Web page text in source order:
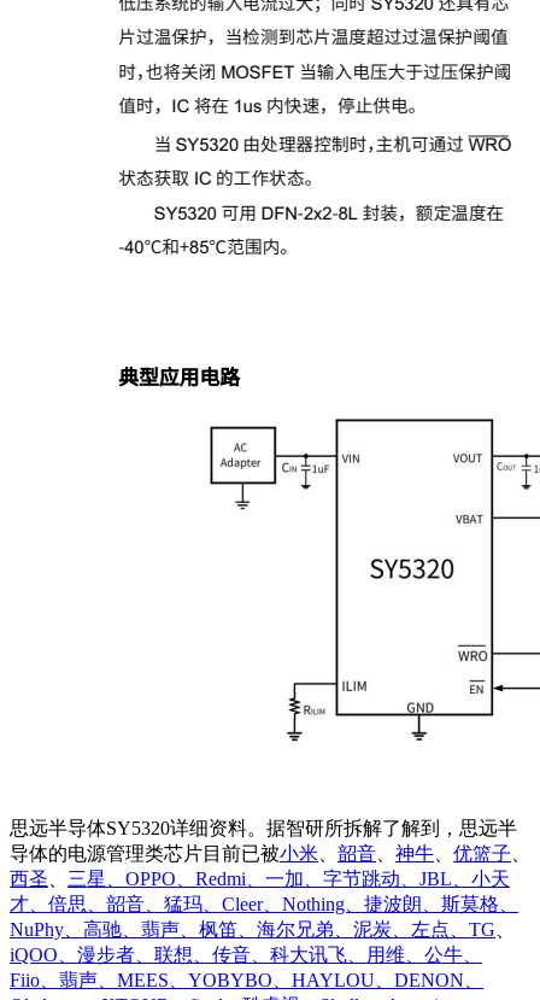
思远半导体SY5320详细资料。据智研所拆解了解到，思远半
导体的电源管理类芯片目前已被小米 韶音 神牛 优篮子
西圣
三星、OPPO、Redmi、一加、字节跳动、JBL、小天
才、倍思、韶音、猛玛、Cleer、Nothing、捷波朗、斯莫格、
NuPhy、高驰、翡声、枫笛、海尔兄弟、泥炭、左点、TG
iQOO、漫步者、联想、传音、科大讯飞、用维、公牛、
Fiio、翡声、MEES、YOBYBO、HAYLOU、DENON、